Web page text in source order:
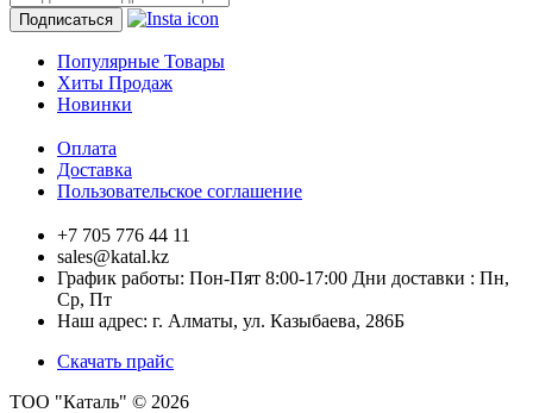
Подписаться
Популярные Товары
Хиты Продаж
Новинки
Оплата
Доставка
Пользовательское соглашение
+7 705 776 44 11
sales@katal.kz
График работы: Пон-Пят 8:00-17:00 Дни доставки : Пн,
Ср, Пт
Наш адрес: г. Алматы, ​ул. Казыбаева, 286Б
Скачать прайс
ТОО "Каталь" © 2026